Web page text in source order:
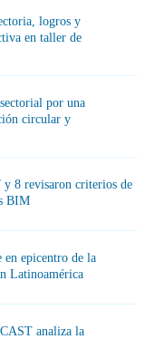
logros y
en taller de
por una
circular y
8 revisaron criterios de
BIM
epicentro de la
Latinoamérica
analiza la